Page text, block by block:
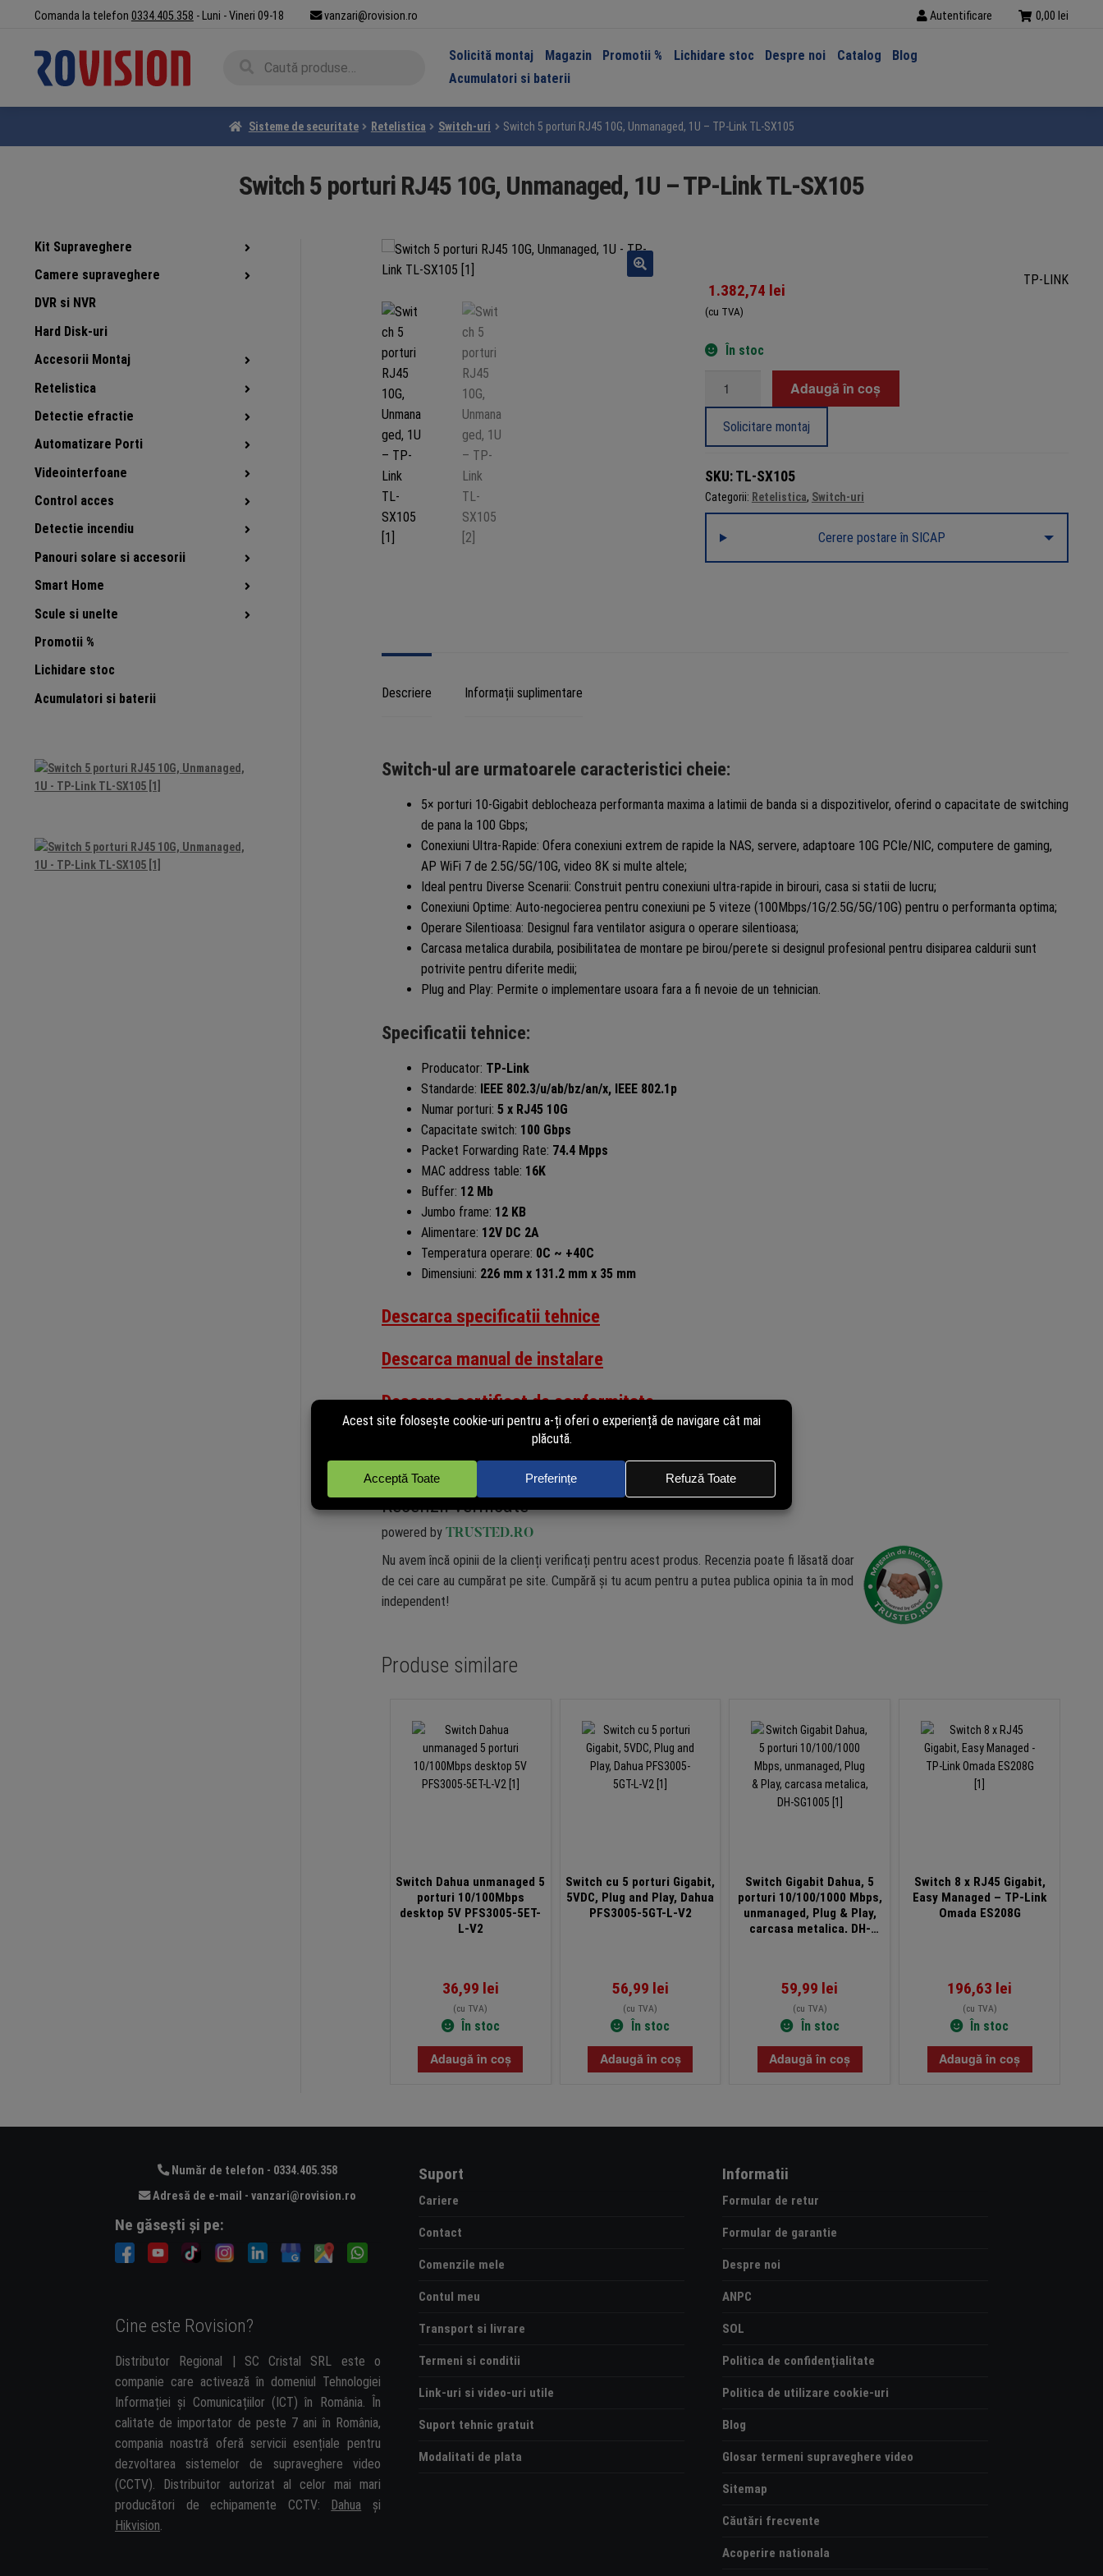
navigare
conținut
Comanda la telefon 0334.405.358 - Luni - Vineri 09-18 vanzari@rovision.ro Autentificare 0,00 lei
Solicită montaj Magazin Promotii % Lichidare stoc Despre noi Catalog
Blog
Acumulatori si baterii
Sisteme de securitate Retelistica Switch-uri Switch 5 porturi RJ45 10G, Unmanaged, 1U – TP-Link TL-SX105
Switch 5 porturi RJ45 10G, Unmanaged, 1U – TP-Link TL-SX105
1.382,74 lei
(cu TVA)
TP-LINK
În stoc
10G,
Unmanaged,
TP-
Adaugă în coș
Solicitare montaj
SKU: TL-SX105
Categorii: Retelistica, Switch-uri
Cerere postare în SICAP
Descriere Informații suplimentare
Switch-ul are urmatoarele caracteristici cheie:
5× porturi 10-Gigabit deblocheaza performanta maxima a latimii de banda si a dispozitivelor, oferind o capacitate de switching
de pana la 100 Gbps;
Conexiuni Ultra-Rapide: Ofera conexiuni extrem de rapide la NAS, servere, adaptoare 10G PCIe/NIC, computere de gaming,
AP WiFi 7 de 2.5G/5G/10G, video 8K si multe altele;
Ideal pentru Diverse Scenarii: Construit pentru conexiuni ultra-rapide in birouri, casa si statii de lucru;
Conexiuni Optime: Auto-negocierea pentru conexiuni pe 5 viteze (100Mbps/1G/2.5G/5G/10G) pentru o performanta optima;
Operare Silentioasa: Designul fara ventilator asigura o operare silentioasa;
Carcasa metalica durabila, posibilitatea de montare pe birou/perete si designul profesional pentru disiparea caldurii sunt
potrivite pentru diferite medii;
Plug and Play: Permite o implementare usoara fara a fi nevoie de un tehnician.
Specificatii tehnice:
Producator: TP-Link
Standarde: IEEE 802.3/u/ab/bz/an/x, IEEE 802.1p
Numar porturi: 5 x RJ45 10G
Capacitate switch: 100 Gbps
Packet Forwarding Rate: 74.4 Mpps
MAC address table: 16K
Buffer: 12 Mb
Jumbo frame: 12 KB
Alimentare: 12V DC 2A
Temperatura operare: 0C ~ +40C
Dimensiuni: 226 mm x 131.2 mm x 35 mm
Descarca specificatii tehnice
Descarca manual de instalare
Descarca certificat de conformitate
Recenzii verificate
powered by TRUSTED.RO
Nu avem încă opinii de la clienți verificați pentru acest produs. Recenzia poate fi lăsată doar
de cei care au cumpărat pe site. Cumpără și tu acum pentru a putea publica opinia ta în mod
independent!
Produse similare
Switch Dahua unmanaged 5
porturi 10/100Mbps
desktop 5V PFS3005-5ET-
L-V2
36,99 lei
(cu TVA)
În stoc
Adaugă în coș
Switch cu 5 porturi Gigabit,
5VDC, Plug and Play, Dahua
PFS3005-5GT-L-V2
56,99 lei
(cu TVA)
În stoc
Adaugă în coș
Switch Gigabit Dahua, 5
porturi 10/100/1000 Mbps,
unmanaged, Plug & Play,
carcasa metalica, DH-
59,99 lei
(cu TVA)
În stoc
Adaugă în coș
Switch 8 x RJ45 Gigabit,
Easy Managed – TP-Link
Omada ES208G
196,63 lei
(cu TVA)
În stoc
Adaugă în coș
Kit Supraveghere
Camere supraveghere
DVR si NVR
Hard Disk-uri
Accesorii Montaj
Retelistica
Detectie efractie
Automatizare Porti
Videointerfoane
Control acces
Detectie incendiu
Panouri solare si accesorii
Smart Home
Scule si unelte
Promotii %
Lichidare stoc
Acumulatori si baterii
Număr de telefon - 0334.405.358
Adresă de e-mail - vanzari@rovision.ro
Ne găsești și pe:
Cine este Rovision?
Distributor Regional | SC Cristal SRL este o
companie care activează în domeniul Tehnologiei
Informației și Comunicațiilor (ICT) în România. În
calitate de importator de peste 7 ani în România,
compania noastră oferă servicii esențiale pentru
dezvoltarea sistemelor de supraveghere video
(CCTV). Distribuitor autorizat al celor mai mari
producători de echipamente CCTV:
Dahua și
Hikvision.
Suport
Cariere
Contact
Comenzile mele
Contul meu
Transport si livrare
Termeni si conditii
Link-uri si video-uri utile
Suport tehnic gratuit
Modalitati de plata
Informatii
Formular de retur
Formular de garantie
Despre noi
ANPC
SOL
Politica de confidențialitate
Politica de utilizare cookie-uri
Blog
Glosar termeni supraveghere video
Sitemap
Căutări frecvente
Acoperire nationala